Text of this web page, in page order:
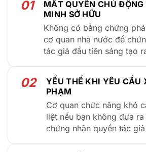
01
MẤT QUYỀN CHỦ
MINH SỞ HỮU
Không có bằng chứng
cơ quan nhà nước để
tác giả đầu tiên sáng tạo
02
YẾU THẾ KHI YÊU CẦU
PHẠM
Cơ quan chức năng khó
liệt nếu bạn không đưa
chứng nhận quyền tác